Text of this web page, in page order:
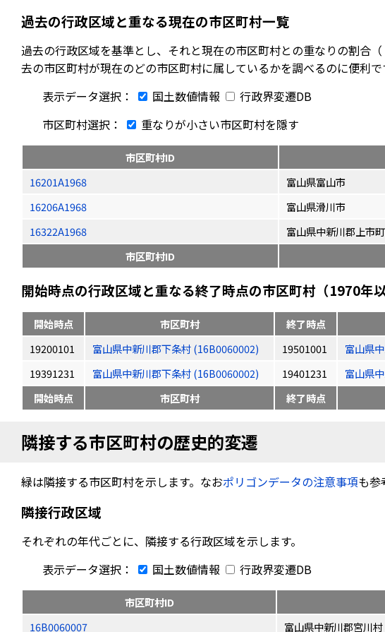
過去の行政区域と重なる現在の市区町村一覧
過去の行政区域を基準とし、それと現在の市区町村との重なりの割合
去の市区町村が現在のどの市区町村に属しているかを調べるのに便利で
表示データ選択：
国土数値情報
行政界変遷DB
市区町村選択：
重なりが小さい市区町村を隱す
市区町村ID
16201A1968
富山県富山市
16206A1968 富山県滑川市
16322A1968 富山県中新川郡上市町
市区町村ID
開始時点の行政区域と重なる終了時点の市区町村（1970年以
開始時点 市区町村 終了時点
19200101
富山県中新川郡下条村 (16B0060002) 19501001 富山県
19391231
富山県中新川郡下条村 (16B0060002) 19401231
富山県
開始時点
市区町村 終了時点
隣接する市区町村の歴史的変遷
緑は隣接する市区町村を示します。なおポリゴンデータの注意事項も参
隣接行政区域
それぞれの年代ごとに、隣接する行政区域を示します。
表示データ選択：
国土数値情報 行政界変遷DB
市区町村ID
16B0060007
富山県中新川郡宮川村